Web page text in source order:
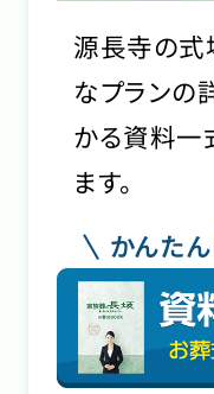
源長寺の式
なプランの
かる資料一
ます。
かんた